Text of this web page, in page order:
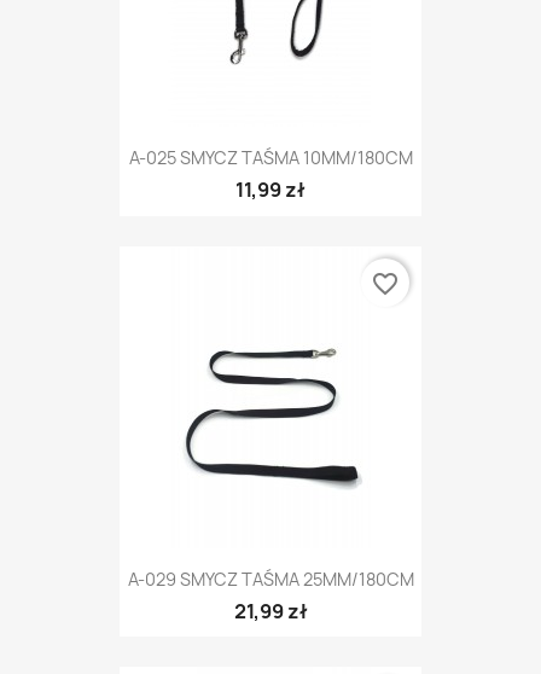
A-025 SMYCZ TAŚMA 10MM/180CM
11,99 zł
A-029 SMYCZ TAŚMA 25MM/180CM
21,99 zł
favorite_border